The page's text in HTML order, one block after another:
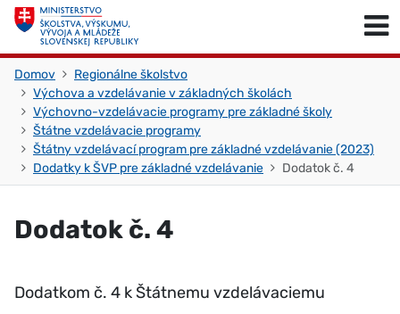
Skočiť na obsah
Domov
Regionálne školstvo
Výchova a vzdelávanie v základných školách
Výchovno-vzdelávacie programy pre základné školy
Štátne vzdelávacie programy
Štátny vzdelávací program pre základné vzdelávanie (2023)
Dodatky k ŠVP pre základné vzdelávanie
Dodatok č. 4
Dodatok č. 4
Dodatkom č. 4 k Štátnemu vzdelávaciemu
Skočiť na začiatok stránky